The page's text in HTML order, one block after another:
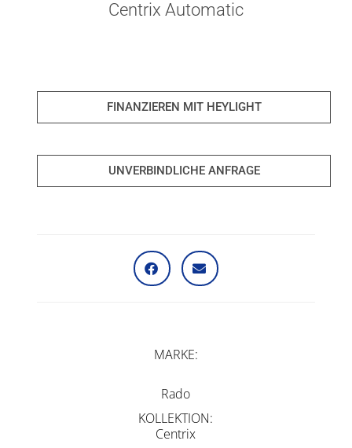
Centrix Automatic
FINANZIEREN MIT HEYLIGHT
UNVERBINDLICHE ANFRAGE
MARKE
Rado
KOLLEKTION
Centrix